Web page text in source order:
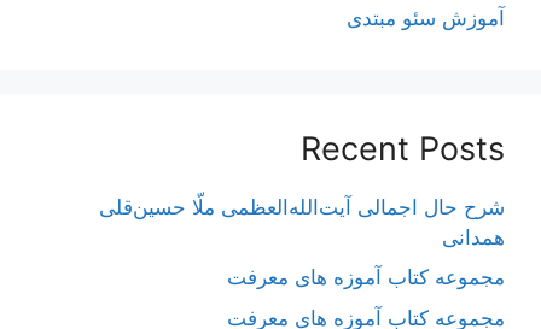
آموزش سئو مبتدی
Recent Posts
شرح حال اجمالی آیت‌الله‌العظمی ملّا حسین‌قلی
همدانی
مجموعه کتاب آموزه های معرفت
مجموعه کتاب آموزه های معرفت